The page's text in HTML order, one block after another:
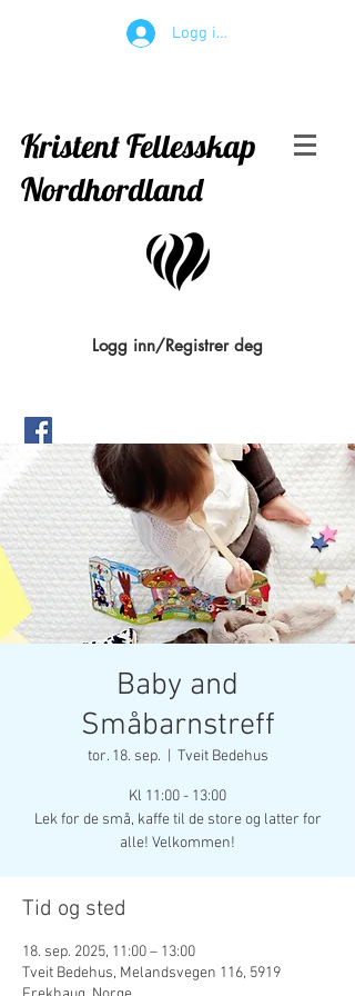
Logg inn
Kristent Fellesskap
Nordhordland
Logg inn/Registrer deg
Baby and
Småbarnstreff
tor. 18. sep. Tveit Bedehus
Kl 11:00 - 13:00
Lek for de små, kaffe til de store og latter for
alle! Velkommen!
Tid og sted
18. sep. 2025, 11:00 – 13:00
Tveit Bedehus, Melandsvegen 116, 5919